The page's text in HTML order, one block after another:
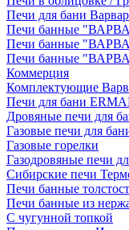
Печи для бани
Печи банные
Печи банные
Печи банные
Коммерция
Комплектующие
Печи для бани
Дровяные печи для
Газовые печи для
Газовые горелки
Газодровяные печи
Сибирские печи
Печи банные
Печи банные из
С чугунной топкой